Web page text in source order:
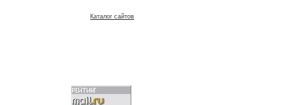
Каталог сайтов